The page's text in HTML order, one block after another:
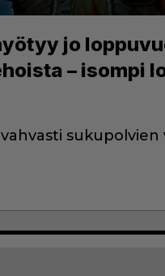
jo
– isompi
sukupolvien